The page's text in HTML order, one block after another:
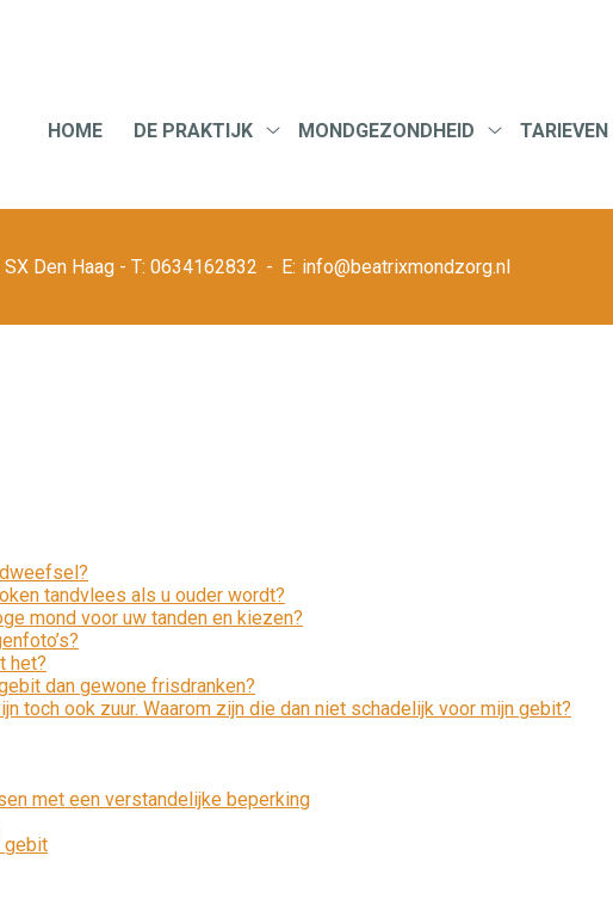
HOME
DE PRAKTIJK
MONDGEZONDHEID
TARIEVEN
Den Haag 0634162832 info@beatrixmondzorg.nl
tandvlees als u ouder wordt?
mond voor uw tanden en kiezen?
het?
dan gewone frisdranken?
toch ook zuur. Waarom zijn die dan niet schadelijk voor mijn gebit?
met een verstandelijke beperking
gebit